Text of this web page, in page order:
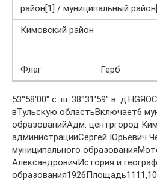
район[1] / муниципальный
Кимовский район
Флаг Герб
53°58′00″ с. ш. 38°31′59″ в.
вТульскую областьВключает6
образованийАдм. центргород
администрацииСергей Юрьевич
муниципального
АлександровичИстория и